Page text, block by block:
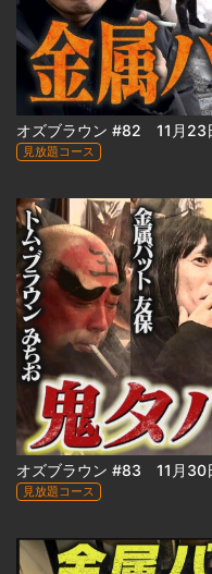
見放題コース
見放題コース